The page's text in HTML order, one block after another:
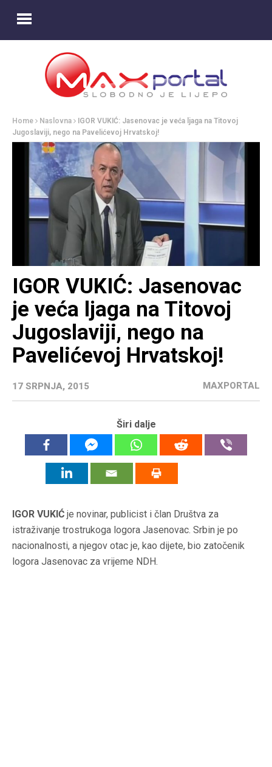
Home Naslovna
IGOR VUKIĆ: Jasenovac je veća ljaga na Titovoj
Jugoslaviji, nego na Pavelićevoj Hrvatskoj!
IGOR VUKIĆ: Jasenovac
je veća ljaga na Titovoj
Jugoslaviji, nego na
Pavelićevoj Hrvatskoj!
17 SRPNJA, 2015 MAXPORTAL
Širi dalje
IGOR VUKIĆ je novinar, publicist i član Društva za
istraživanje trostrukoga logora Jasenovac. Srbin je po
nacionalnosti, a njegov otac je, kao dijete, bio zatočenik
logora Jasenovac za vrijeme NDH.